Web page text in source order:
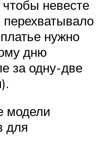
невесте
нужно
дню
за одну-две
модели
для